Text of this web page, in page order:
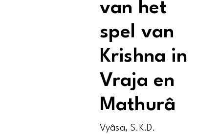
van het
spel van
Krishna in
Vraja en
Mathurâ
Vyâsa, S.K.D.